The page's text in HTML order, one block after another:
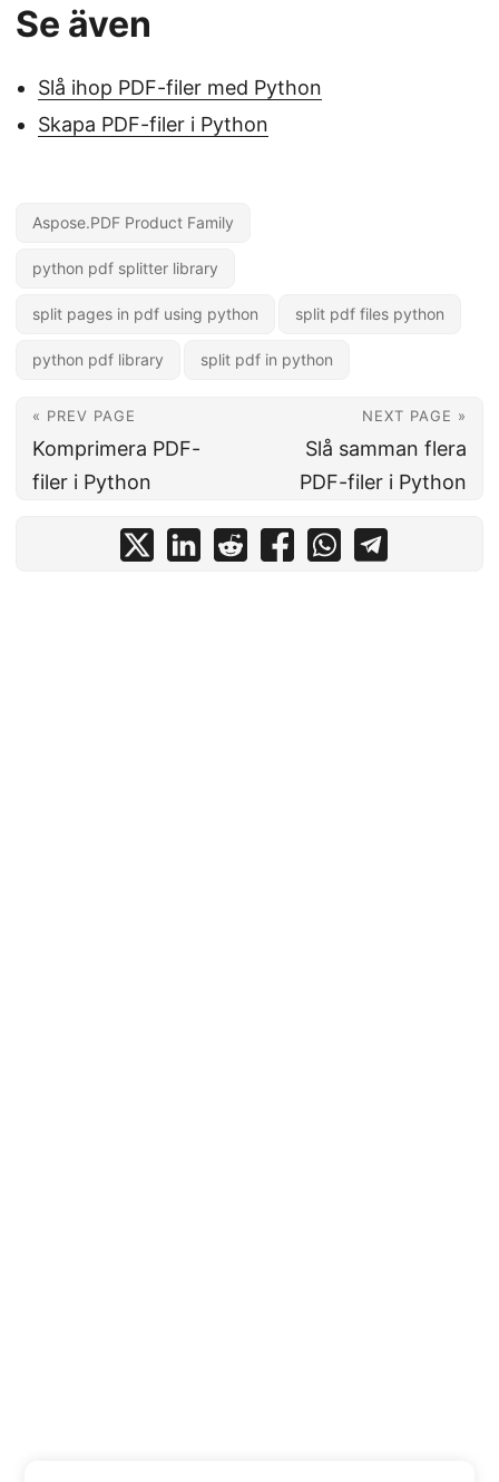
Se även
Slå ihop PDF-filer med Python
Skapa PDF-filer i Python
Aspose.PDF Product Family
python pdf splitter library
split pages in pdf using python split pdf files python
python pdf library split pdf in python
« PREV PAGE
Komprimera PDF-
filer i Python
NEXT PAGE »
Slå samman flera
PDF-filer i Python